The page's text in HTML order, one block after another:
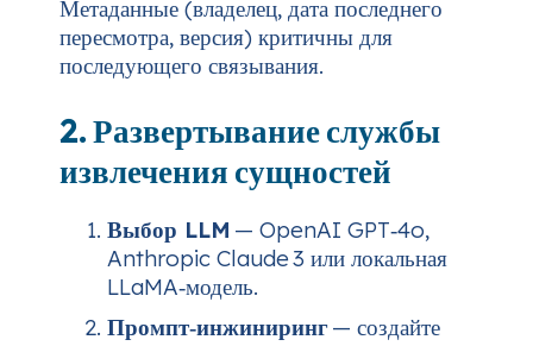
Метаданные (владелец, дата последнего
пересмотра, версия) критичны для
последующего связывания.
2. Развертывание службы
извлечения сущностей
Выбор LLM — OpenAI GPT‑4o,
Anthropic Claude 3 или локальная
LLaMA‑модель.
Промпт‑инжиниринг— создайте